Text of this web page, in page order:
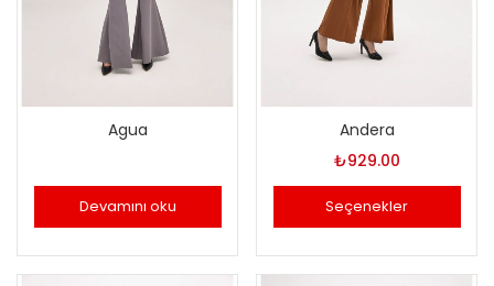
Agua
Devamını oku
Andera
₺929.00
Seçenekler
ürünün